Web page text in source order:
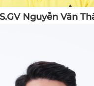
Nguyễn Văn